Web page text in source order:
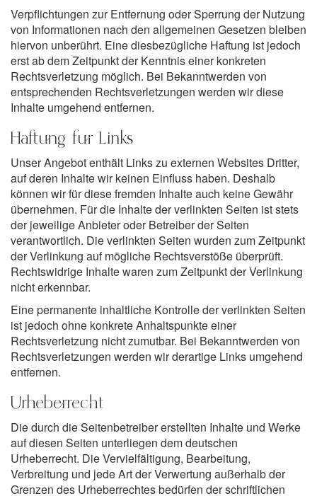
Verpflichtungen zur Entfernung oder Sperrung der Nutzung
von Informationen nach den allgemeinen Gesetzen bleiben
hiervon unberührt. Eine diesbezügliche Haftung ist jedoch
erst ab dem Zeitpunkt der Kenntnis einer konkreten
Rechtsverletzung möglich. Bei Bekanntwerden von
entsprechenden Rechtsverletzungen werden wir diese
Inhalte umgehend entfernen.
Haftung für Links
Unser Angebot enthält Links zu externen Websites Dritter,
auf deren Inhalte wir keinen Einfluss haben. Deshalb
können wir für diese fremden Inhalte auch keine Gewähr
übernehmen. Für die Inhalte der verlinkten Seiten ist stets
der jeweilige Anbieter oder Betreiber der Seiten
verantwortlich. Die verlinkten Seiten wurden zum Zeitpunkt
der Verlinkung auf mögliche Rechtsverstöße überprüft.
Rechtswidrige Inhalte waren zum Zeitpunkt der Verlinkung
nicht erkennbar.
Eine permanente inhaltliche Kontrolle der verlinkten Seiten
ist jedoch ohne konkrete Anhaltspunkte einer
Rechtsverletzung nicht zumutbar. Bei Bekanntwerden von
Rechtsverletzungen werden wir derartige Links umgehend
entfernen.
Urheberrecht
Die durch die Seitenbetreiber erstellten Inhalte und Werke
auf diesen Seiten unterliegen dem deutschen
Urheberrecht. Die Vervielfältigung, Bearbeitung,
Verbreitung und jede Art der Verwertung außerhalb der
Grenzen des Urheberrechtes bedürfen der schriftlichen